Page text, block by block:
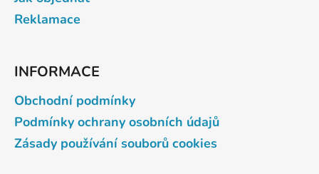
Reklamace
INFORMACE
Obchodní podmínky
Podmínky ochrany osobních údajů
Zásady používání souborů cookies